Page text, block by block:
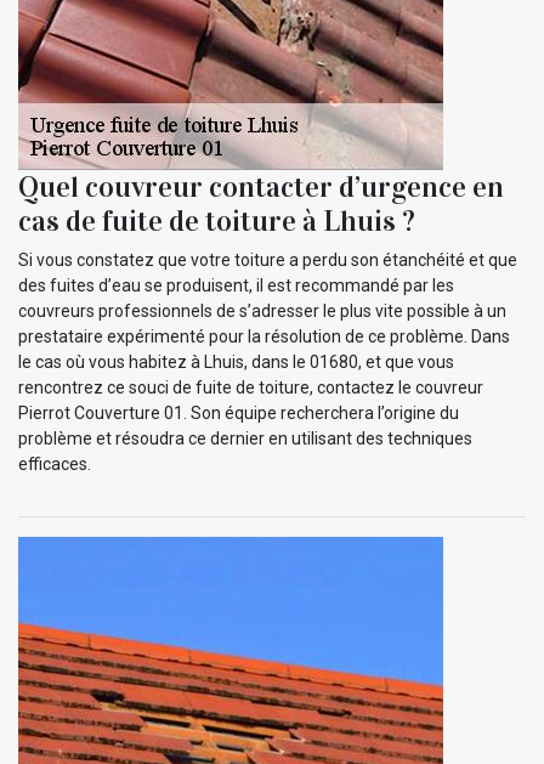
Quel couvreur contacter d’urgence en
cas de fuite de toiture à Lhuis ?
Si vous constatez que votre toiture a perdu son étanchéité et que
des fuites d’eau se produisent, il est recommandé par les
couvreurs professionnels de s’adresser le plus vite possible à un
prestataire expérimenté pour la résolution de ce problème. Dans
le cas où vous habitez à Lhuis, dans le 01680, et que vous
rencontrez ce souci de fuite de toiture, contactez le couvreur
Pierrot Couverture 01. Son équipe recherchera l’origine du
problème et résoudra ce dernier en utilisant des techniques
efficaces.